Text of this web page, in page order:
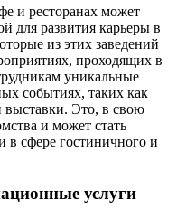
и ресторанах может
для развития карьеры в
из этих заведений
проходящих в
уникальные
событиях, таких как
выставки. Это, в свою
и может стать
сфере гостиничного и
услуги